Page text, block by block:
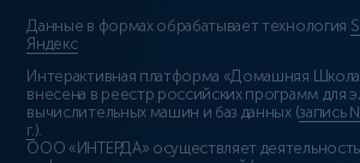
Данные в формах обрабатывает технология
Яндекс
Интерактивная платформа «Домашняя
внесена в реестр российских программ для
вычислительных машин и баз данных (запись
г.).
ООО «ИНТЕРДА» осуществляет